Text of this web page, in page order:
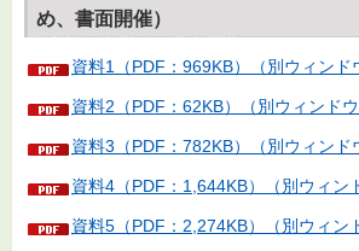
め、書面開催）
資料1（PDF：969KB）（別ウィンド
資料2（PDF：62KB）（別ウィンドウ
資料3（PDF：782KB）（別ウィンド
資料4（PDF：1,644KB）（別ウィン
資料5（PDF：2,274KB）（別ウィン